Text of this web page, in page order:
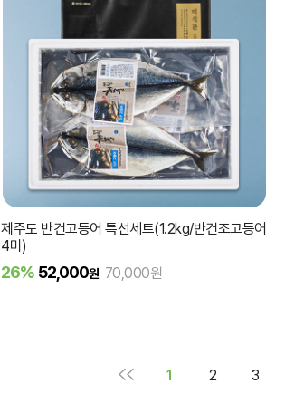
제주도 반건고등어 특선세트(1.2kg/반건조고등어
4미)
26% 52,000원 70,000원
1 2 3